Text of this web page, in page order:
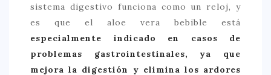
sistema digestivo funciona como un reloj, y
es que el aloe vera bebible está
especialmente indicado en casos de
problemas gastrointestinales, ya que
mejora la digestión y elimina los ardores